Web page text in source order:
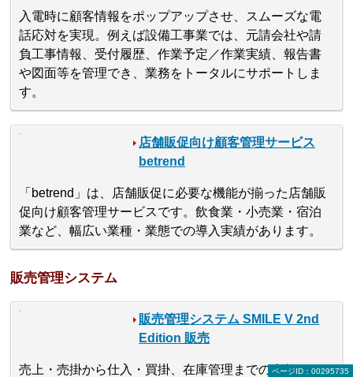
入電時に顧客情報をポップアップさせ、スムーズな電
話応対を実現。例えば設備工事業では、元請会社や請
負工事情報、受付履歴、作業予定／作業実績、報告書
や図面等を管理でき、業務をトータルにサポートしま
す。
店舗販促向け顧客管理サービス
betrend
「betrend」は、店舗販促に必要な機能が揃った店舗販
促向け顧客管理サービスです。飲食業・小売業・宿泊
業など、幅広い業種・業態での導入実績があります。
販売管理システム
販売管理システム SMILE V 2nd
Edition 販売
売上・売掛から仕入・買掛、在庫管理までの全般をカ
ページID：00295735